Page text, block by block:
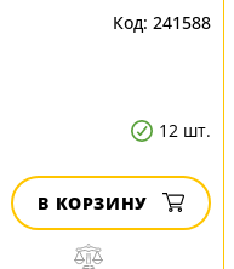
241588
12 шт.
В КОРЗИНУ